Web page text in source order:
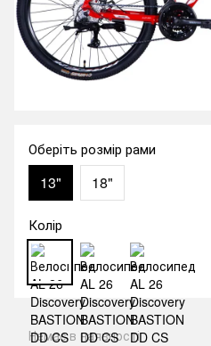
Оберіть розмір рами
13" 18"
Колір
Немає в наявності